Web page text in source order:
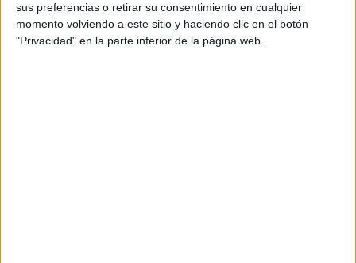
sus preferencias o retirar su consentimiento en cualquier
momento volviendo a este sitio y haciendo clic en el botón
"Privacidad" en la parte inferior de la página web.